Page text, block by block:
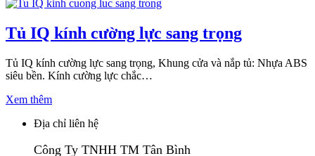
Tủ IQ kính cường lực sang trọng
Tủ IQ kính cường lực sang trọng, Khung cửa và nắp tủ: Nhựa ABS
siêu bền. Kính cường lực chắc…
Xem thêm
Địa chỉ liên hệ
Công Ty TNHH TM Tân Bình